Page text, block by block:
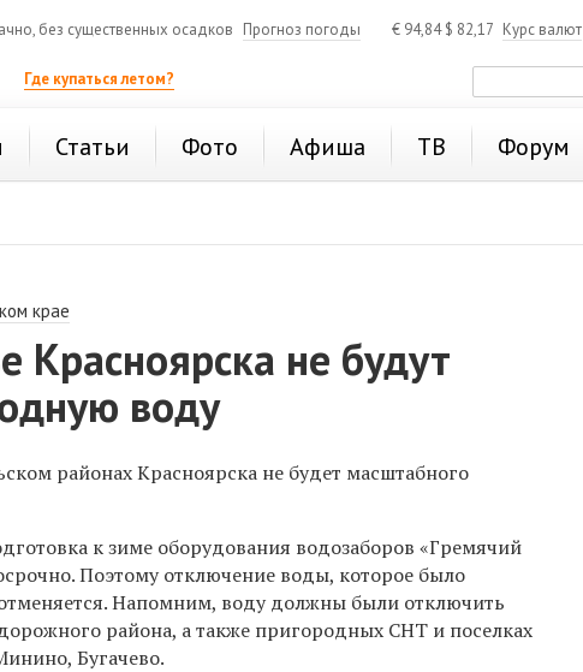
без существенных осадков Прогноз погоды € 94,84$ 82,17 Курс валют
Где купаться летом?
Статьи Фото Афиша ТВ Форум
крае
Красноярска не будут
воду
районах Красноярска не будет масштабного
к зиме оборудования водозаборов «Гремячий
Поэтому отключение воды, которое было
Напомним, воду должны были отключить
района, а также пригородных СНТ и поселках
Бугачево.